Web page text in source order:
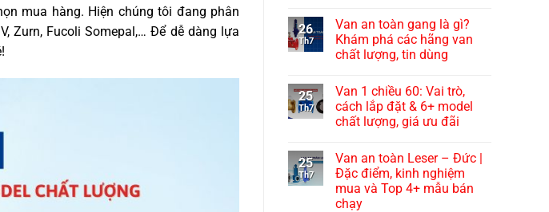
mua hàng. Hiện chúng tôi đang phân
Zurn, Fucoli Somepal,… Để dễ dàng lựa
26
Th7
Van an toàn gang là gì?
Khám phá các hãng van
chất lượng, tin dùng
25
Th7
Van 1 chiều 60: Vai trò,
cách lắp đặt & 6+ model
chất lượng, giá ưu đãi
25
Th7
Van an toàn Leser – Đức |
Đặc điểm, kinh nghiệm
mua và Top 4+ mẫu bán
chạy